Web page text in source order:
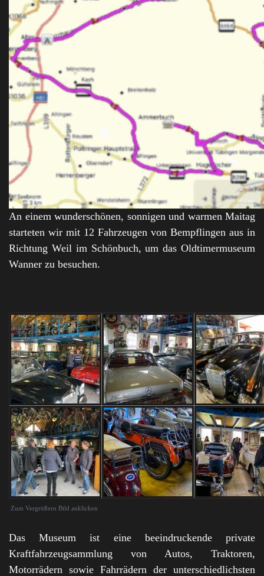
An einem wunderschönen, sonnigen und warmen Maitag
starteten wir mit 12 Fahrzeugen von Bempflingen aus in
Richtung Weil im Schönbuch, um das Oldtimermuseum
Wanner zu besuchen.
Zum Vergrößern Bild anklicken
Das Museum ist eine beeindruckende private
Kraftfahrzeugsammlung von Autos, Traktoren,
Motorrädern sowie Fahrrädern der unterschiedlichsten